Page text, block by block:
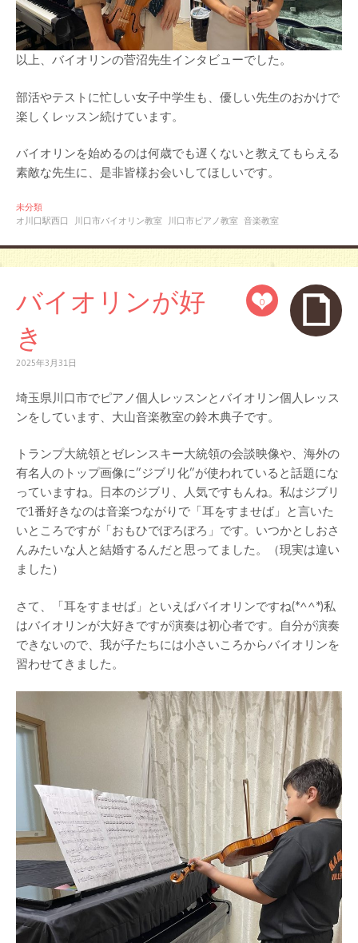
以上、バイオリンの菅沼先生インタビューでした。
部活やテストに忙しい女子中学生も、優しい先生のおかけで
楽しくレッスン続けています。
バイオリンを始めるのは何歳でも遅くないと教えてもらえる
素敵な先生に、是非皆様お会いしてほしいです。
未分類
オ川口駅西口
川口市バイオリン教室 川口市ピアノ教室 音楽教室
0
バイオリンが好
き
2025年3月31日
埼玉県川口市でピアノ個人レッスンとバイオリン個人レッス
ンをしています、大山音楽教室の鈴木典子です。
トランプ大統領とゼレンスキー大統領の会談映像や、海外の
有名人のトップ画像に”ジブリ化”が使われていると話題にな
っていますね。日本のジブリ、人気ですもんね。私はジブリ
で1番好きなのは音楽つながりで「耳をすませば」と言いた
いところですが「おもひでぽろぽろ」です。いつかとしおさ
んみたいな人と結婚するんだと思ってました。（現実は違い
ました）
さて、「耳をすませば」といえばバイオリンですね(*^^*)私
はバイオリンが大好きですが演奏は初心者です。自分が演奏
できないので、我が子たちには小さいころからバイオリンを
習わせてきました。